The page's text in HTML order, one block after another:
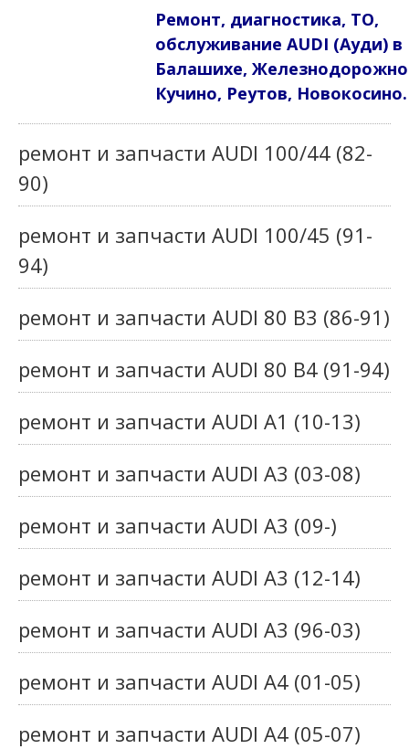
Ремонт, диагностика, ТО,
обслуживание AUDI (Ауди) в
Балашихе,
Кучино, Реутов, Новокосино.
ремонт и запчасти AUDI 100/44 (82-
90)
ремонт и запчасти AUDI 100/45 (91-
94)
ремонт и запчасти AUDI 80 B3 (86-91)
ремонт и запчасти AUDI 80 B4 (91-94)
ремонт и запчасти AUDI A1 (10-13)
ремонт и запчасти AUDI A3 (03-08)
ремонт и запчасти AUDI A3 (09-)
ремонт и запчасти AUDI A3 (12-14)
ремонт и запчасти AUDI A3 (96-03)
ремонт и запчасти AUDI A4 (01-05)
ремонт и запчасти AUDI A4 (05-07)